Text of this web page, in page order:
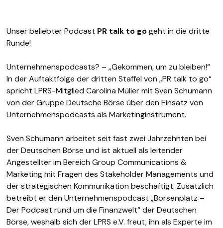
Unser beliebter Podcast PR talk to gogeht in die dritte
Runde!
Unternehmenspodcasts? – „Gekommen, um zu bleiben!“
In der Auftaktfolge der dritten Staffel von „PR talk to go“
spricht LPRS-Mitglied Carolina Müller mit Sven Schumann
von der Gruppe Deutsche Börse über den Einsatz von
Unternehmenspodcasts als Marketinginstrument.
Sven Schumann arbeitet seit fast zwei Jahrzehnten bei
der Deutschen Börse und ist aktuell als leitender
Angestellter im Bereich Group Communications &
Marketing mit Fragen des Stakeholder Managements und
der strategischen Kommunikation beschäftigt. Zusätzlich
betreibt er den Unternehmenspodcast „Börsenplatz –
Der Podcast rund um die Finanzwelt“ der Deutschen
Börse, weshalb sich der LPRS e.V. freut, ihn als Experte im